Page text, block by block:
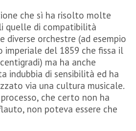
che sì ha risolto molte
quelle di compatibilità
diverse orchestre (ad esempio
imperiale del 1859 che fissa il
ma ha anche
indubbia di sensibilità ed ha
via una cultura musicale.
che certo non ha
non poteva essere che